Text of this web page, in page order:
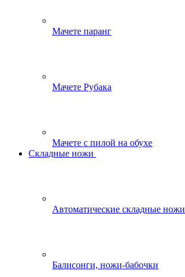
Мачете паранг
Мачете Рубака
Мачете с пилой на обухе
Складные ножи
Автоматические складные ножи
Балисонги, ножи-бабочки